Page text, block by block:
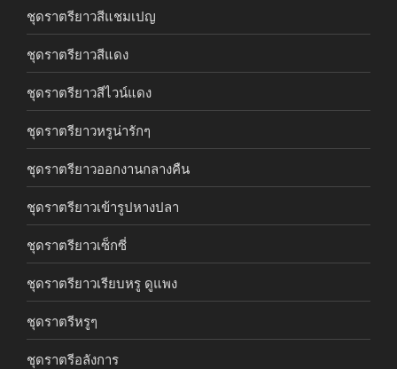
ชุดราตรียาวสีแชมเปญ
ชุดราตรียาวสีแดง
ชุดราตรียาวสีไวน์แดง
ชุดราตรียาวหรูน่ารักๆ
ชุดราตรียาวออกงานกลางคืน
ชุดราตรียาวเข้ารูปหางปลา
ชุดราตรียาวเซ็กซี่
ชุดราตรียาวเรียบหรู ดูแพง
ชุดราตรีหรูๆ
ชุดราตรีอลังการ